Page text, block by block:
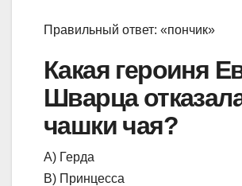
Правильный ответ: «пончик»
Какая героиня
Шварца
чашки чая?
А) Герда
В) Принцесса